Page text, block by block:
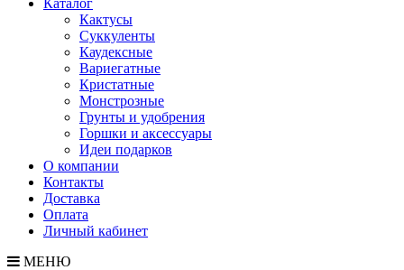
Каталог
Кактусы
Суккуленты
Каудексные
Вариегатные
Кристатные
Монстрозные
Грунты и удобрения
Горшки и аксессуары
Идеи подарков
О компании
Контакты
Доставка
Оплата
Личный кабинет
МЕНЮ